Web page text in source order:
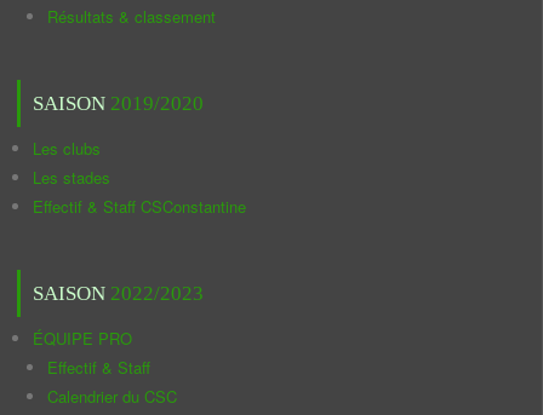
Résultats & classement
SAISON 2019/2020
Les clubs
Les stades
Effectif & Staff CSConstantine
SAISON 2022/2023
ÉQUIPE PRO
Effectif & Staff
Calendrier du CSC